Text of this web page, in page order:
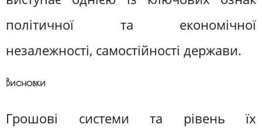
політичної та економічної
незалежності, самостійності держави.
Висновки
Грошові системи та рівень їх